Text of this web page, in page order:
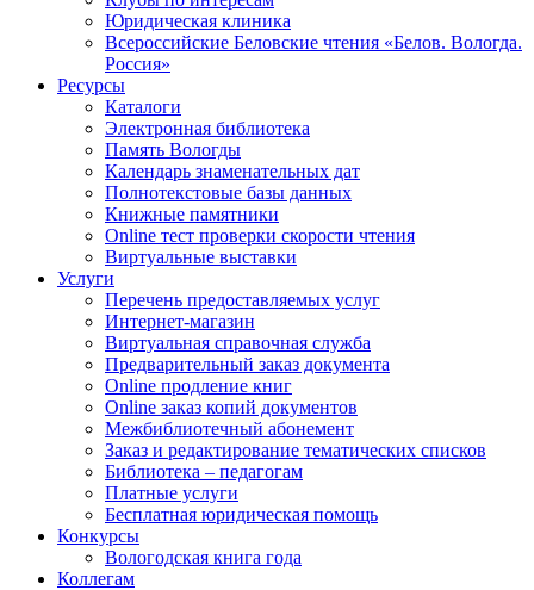
Юридическая клиника
Всероссийские Беловские чтения «Белов. Вологда.
Россия»
Ресурсы
Каталоги
Электронная библиотека
Память Вологды
Календарь знаменательных дат
Полнотекстовые базы данных
Книжные памятники
Online тест проверки скорости чтения
Виртуальные выставки
Услуги
Перечень предоставляемых услуг
Интернет-магазин
Виртуальная справочная служба
Предварительный заказ документа
Online продление книг
Online заказ копий документов
Межбиблиотечный абонемент
Заказ и редактирование тематических списков
Библиотека – педагогам
Платные услуги
Бесплатная юридическая помощь
Конкурсы
Вологодская книга года
Коллегам